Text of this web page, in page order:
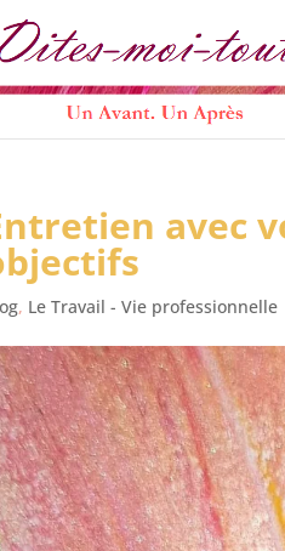
avec
, Le Travail - Vie professionnelle